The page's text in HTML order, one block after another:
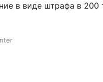
в виде штрафа в 200